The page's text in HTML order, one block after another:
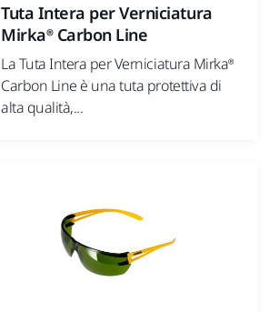
Tuta Intera per Verniciatura
Mirka® Carbon Line
La Tuta Intera per Verniciatura Mirka®
Carbon Line è una tuta protettiva di
alta qualità,...